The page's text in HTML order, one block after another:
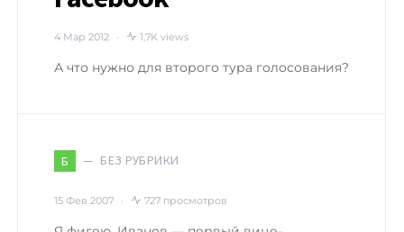
4 Мар 2012 1,7K views
А что нужно для второго тура голосования?
Б БЕЗ РУБРИКИ
15 Фев 2007 727 просмотров